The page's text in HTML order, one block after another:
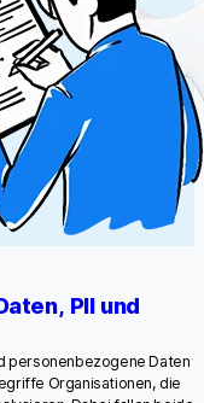
PII und
personenbezogene Daten
Organisationen, die